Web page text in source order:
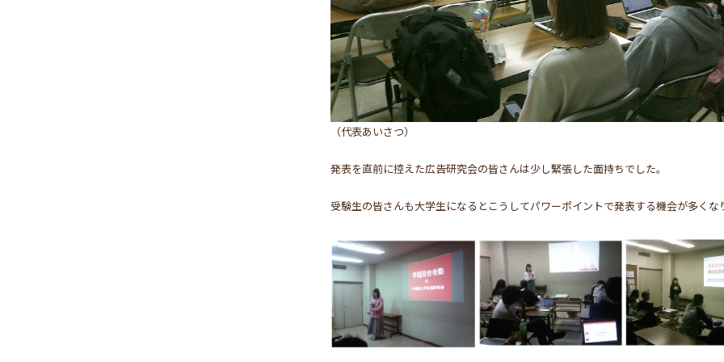
（代表あいさつ）
発表を直前に控えた広告研究会の皆さんは少し緊張した面持ちでした。
受験生の皆さんも大学生になるとこうしてパワーポイントで発表する機会が多くな